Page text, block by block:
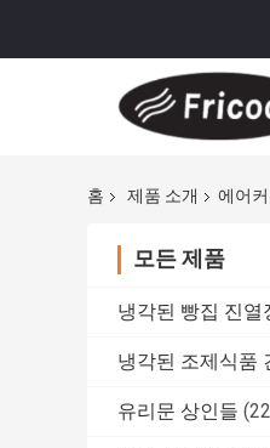
홈 제품 소개 에어
모든 제품
냉각된 빵집 진열
냉각된 조제식품
유리문 상인들